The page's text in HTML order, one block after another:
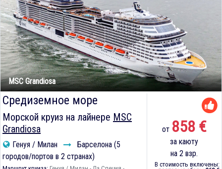
MSC Grandiosa
Средиземное море
Морской круиз на лайнере MSC
Grandiosa
Генуя / Милан
Барселона (5
городов/портов в 2 странах)
от 858 €
за каюту
на 2 взр.
В стоимость включены: